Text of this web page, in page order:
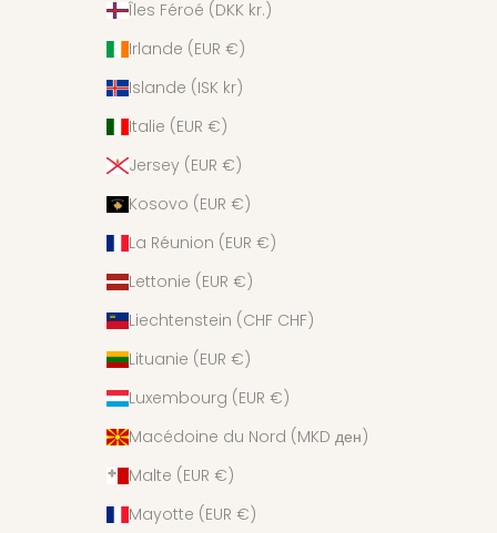
Îles Féroé (DKK kr.)
Irlande (EUR €)
Islande (ISK kr)
Italie (EUR €)
Jersey (EUR €)
Kosovo (EUR €)
La Réunion (EUR €)
Lettonie (EUR €)
Liechtenstein (CHF CHF)
Lituanie (EUR €)
Luxembourg (EUR €)
Macédoine du Nord (MKD ден)
Malte (EUR €)
Mayotte (EUR €)